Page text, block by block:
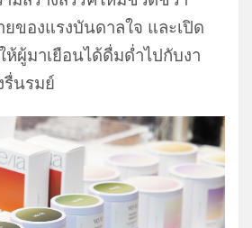
ของแรงบันดาลใจ และเปิด
ผู้มาเยือนได้ดื่มด่ำไปกับงา
รื่นรมย์